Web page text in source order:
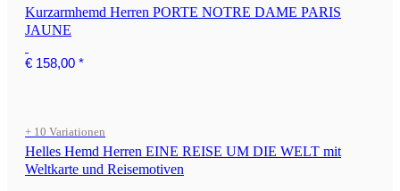
Kurzarmhemd Herren PORTE NOTRE DAME PARIS
JAUNE
€ 158,00 *
+ 10 Variationen
Helles Hemd Herren EINE REISE UM DIE WELT mit
Weltkarte und Reisemotiven